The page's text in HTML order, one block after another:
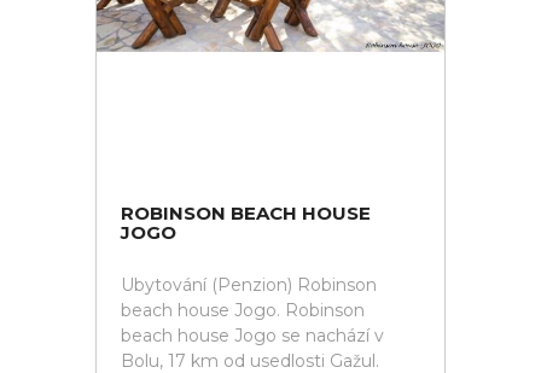
ROBINSON BEACH HOUSE
JOGO
Ubytování (Penzion) Robinson
beach house Jogo. Robinson
beach house Jogo se nachází v
Bolu, 17 km od usedlosti Gažul.